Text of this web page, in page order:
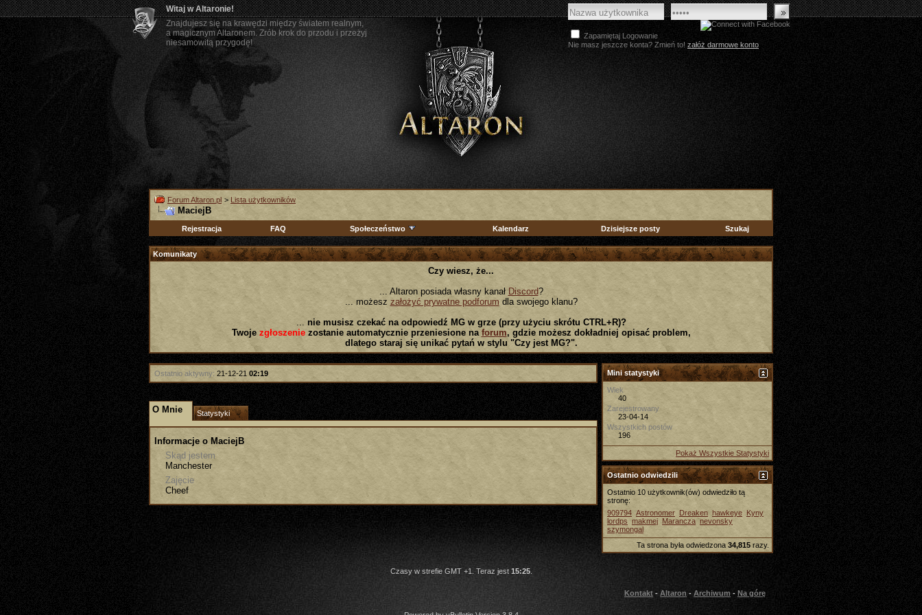
Witaj w Altaronie!
Znajdujesz się na krawędzi między światem realnym,
a magicznym Altaronem. Zrób krok do przodu i przeżyj
niesamowitą przygodę!
Zapamiętaj Logowanie
Nie masz jeszcze konta? Zmień to! załóż darmowe konto
Forum Altaron.pl > Lista użytkowników
MaciejB
Rejestracja FAQ Społeczeństwo Kalendarz Dzisiejsze posty Szukaj
Komunikaty
Czy wiesz, że...
... Altaron posiada własny kanał Discord?
... możesz założyć prywatne podforum dla swojego klanu?
... nie musisz czekać na odpowiedź MG w grze (przy użyciu skrótu CTRL+R)?
Twoje zgłoszeniezostanie automatycznie przeniesione na forum, gdzie możesz dokładniej opisać problem,
dlatego staraj się unikać pytań w stylu "Czy jest MG?".
Ostatnio aktywny: 21-12-21 02:19
O Mnie Statystyki
Informacje o MaciejB
Skąd jestem
Manchester
Zajęcie
Cheef
Mini statystyki
Wiek
40
Zarejestrowany
23-04-14
Wszystkich postów
196
Pokaż Wszystkie Statystyki
Ostatnio odwiedzili
Ostatnio 10 użytkownik(ów) odwiedziło tą
stronę:
909794 Astronomer Dreaken hawkeye Kyny
lordps makmej Marancza nevonsky
szymongal
Ta strona była odwiedzona 34,815 razy.
Czasy w strefie GMT +1. Teraz jest15:25.
Kontakt - Altaron - Archiwum - Na górę